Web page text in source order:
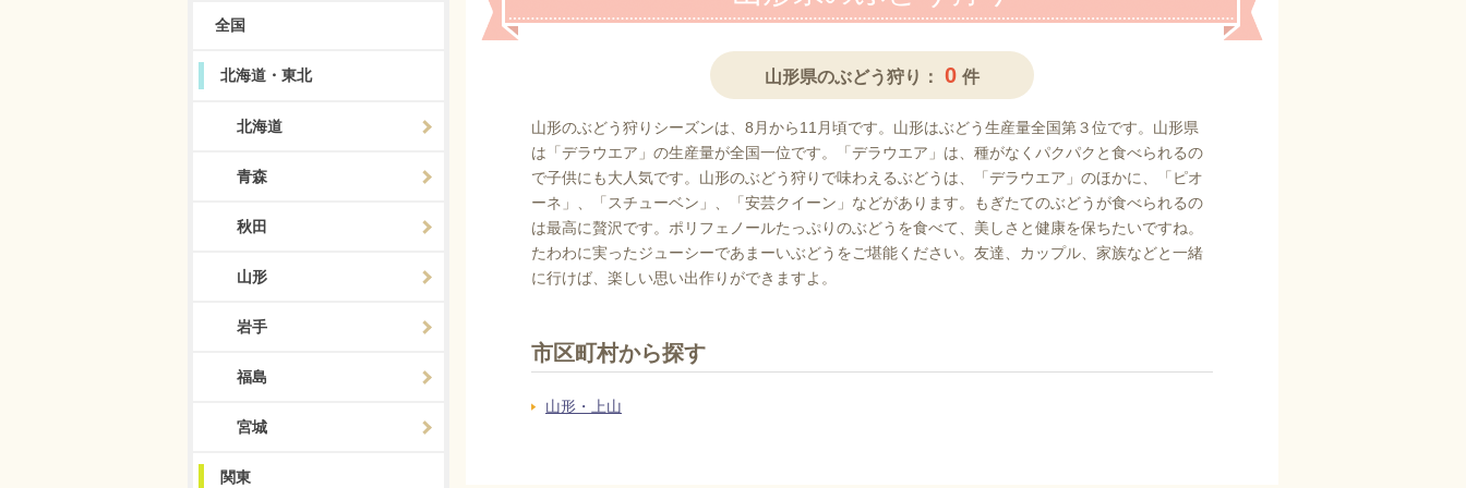
山形県のぶどう狩り： 0 件
山形のぶどう狩りシーズンは、8月から11月頃です。山形はぶどう生産量全国第３位です。山形県
は「デラウエア」の生産量が全国一位です。「デラウエア」は、種がなくパクパクと食べられるの
で子供にも大人気です。山形のぶどう狩りで味わえるぶどうは、「デラウエア」のほかに、「ピオ
ーネ」、「スチューベン」、「安芸クイーン」などがあります。もぎたてのぶどうが食べられるの
は最高に贅沢です。ポリフェノールたっぷりのぶどうを食べて、美しさと健康を保ちたいですね。
たわわに実ったジューシーであまーいぶどうをご堪能ください。友達、カップル、家族などと一緒
に行けば、楽しい思い出作りができますよ。
市区町村から探す
山形・上山
全国
北海道・東北
北海道
青森
秋田
山形
岩手
福島
宮城
関東